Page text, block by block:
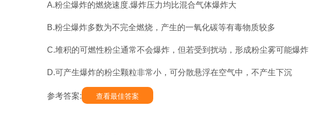
A.粉尘爆炸的燃烧速度.爆炸压力均比混合气体爆炸大
B.粉尘爆炸多数为不完全燃烧，产生的一氧化碳等有毒物质较多
C.堆积的可燃性粉尘通常不会爆炸，但若受到扰动，形成粉尘雾可能爆炸
D.可产生爆炸的粉尘颗粒非常小，可分散悬浮在空气中，不产生下沉
参考答案: 查看最佳答案